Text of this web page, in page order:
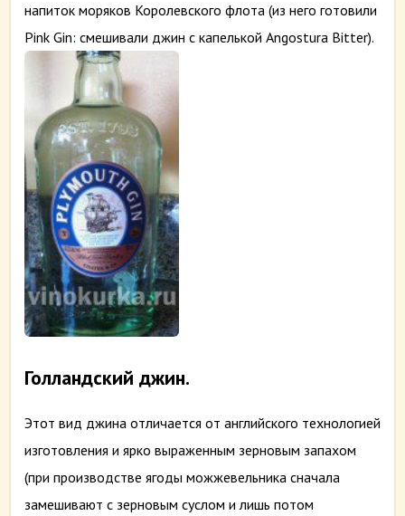
напиток моряков Королевского флота (из него готовили
Pink Gin: смешивали джин с капелькой Angostura Bitter).
Голландский джин.
Этот вид джина отличается от английского технологией
изготовления и ярко выраженным зерновым запахом
(при производстве ягоды можжевельника сначала
замешивают с зерновым суслом и лишь потом